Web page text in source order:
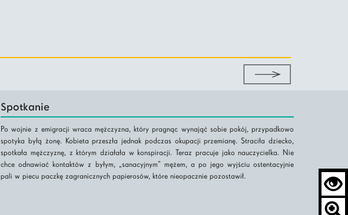
Spotkanie
Po wojnie z emigracji wraca mężczyzna, który pragnąc wynająć sobie pokój, przypadkowo
spotyka byłą żonę. Kobieta przeszła jednak podczas okupacji przemianę. Straciła dziecko,
spotkała mężczyznę, z którym działała w konspiracji. Teraz pracuje jako nauczycielka. Nie
chce odnawiać kontaktów z byłym, „sanacyjnym” mężem, a po jego wyjściu ostentacyjnie
pali w piecu paczkę zagranicznych papierosów, które nieopacznie pozostawił.